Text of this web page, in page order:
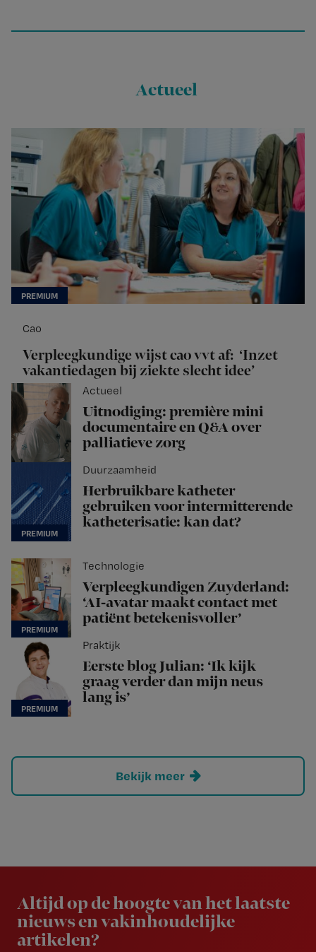
Actueel
Cao
Verpleegkundige wijst cao vvt af: ‘Inzet
vakantiedagen bij ziekte slecht idee’
Actueel
Uitnodiging: première mini
documentaire en Q&A over
palliatieve zorg
Duurzaamheid
Herbruikbare katheter
gebruiken voor intermitterende
katheterisatie: kan dat?
Technologie
Verpleegkundigen Zuyderland:
‘AI-avatar maakt contact met
patiënt betekenisvoller’
Praktijk
Eerste blog Julian: ‘Ik kijk
graag verder dan mijn neus
lang is’
Bekijk meer
Altijd op de hoogte van het laatste
nieuws en vakinhoudelijke
artikelen?